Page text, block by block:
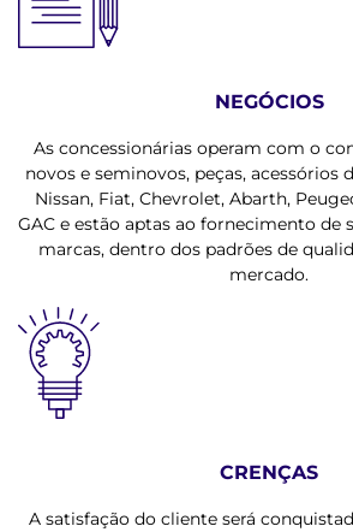
NEGÓCIOS
As concessionárias operam com o
novos e seminovos, peças, acessórios
Nissan, Fiat, Chevrolet, Abarth,
GAC e estão aptas ao fornecimento de
marcas, dentro dos padrões de
mercado.
CRENÇAS
A satisfação do cliente será